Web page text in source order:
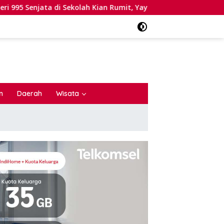
di Sekolah Kian Rumit, Yayasan Bantah Pernah Ada Ekskul
Daerah Wisata